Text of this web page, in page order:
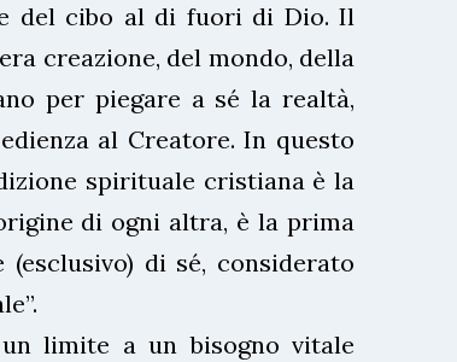
del cibo al di fuori di Dio. Il
creazione, del mondo, della
per piegare a sé la realtà,
al Creatore. In questo
spirituale cristiana è la
di ogni altra, è la prima
(esclusivo) di sé, considerato
limite a un bisogno vitale